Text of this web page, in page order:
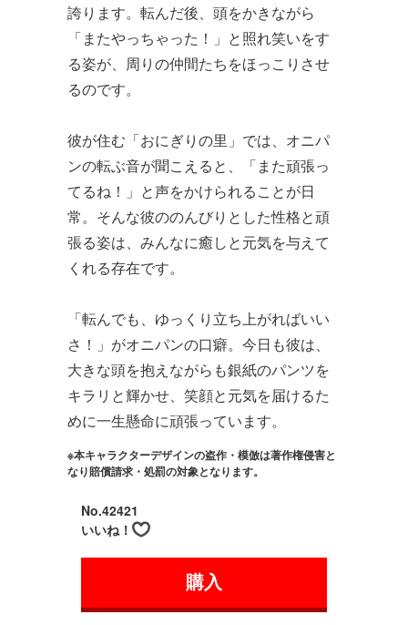
誇ります。転んだ後、頭をかきながら
「またやっちゃった！」と照れ笑いをす
る姿が、周りの仲間たちをほっこりさせ
るのです。
彼が住む「おにぎりの里」では、オニパ
ンの転ぶ音が聞こえると、「また頑張っ
てるね！」と声をかけられることが日
常。そんな彼ののんびりとした性格と頑
張る姿は、みんなに癒しと元気を与えて
くれる存在です。
「転んでも、ゆっくり立ち上がればいい
さ！」がオニパンの口癖。今日も彼は、
大きな頭を抱えながらも銀紙のパンツを
キラリと輝かせ、笑顔と元気を届けるた
めに一生懸命に頑張っています。
※本キャラクターデザインの盗作・模倣は著作権侵害と
なり賠償請求・処罰の対象となります。
No.42421
いいね！
購入